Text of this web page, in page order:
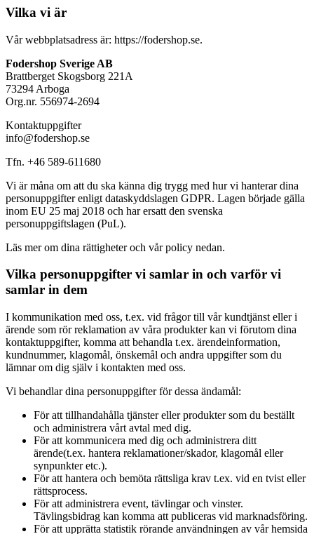
Vilka vi är
Vår webbplatsadress är: https://fodershop.se.
Fodershop Sverige AB
Brattberget Skogsborg 221A
73294 Arboga
Org.nr. 556974-2694
Kontaktuppgifter
info@fodershop.se
Tfn. +46 589-611680
Vi är måna om att du ska känna dig trygg med hur vi hanterar dina
personuppgifter enligt dataskyddslagen GDPR. Lagen började gälla
inom EU 25 maj 2018 och har ersatt den svenska
personuppgiftslagen (PuL).
Läs mer om dina rättigheter och vår policy nedan.
Vilka personuppgifter vi samlar in och varför vi
samlar in dem
I kommunikation med oss, t.ex. vid frågor till vår kundtjänst eller i
ärende som rör reklamation av våra produkter kan vi förutom dina
kontaktuppgifter, komma att behandla t.ex. ärendeinformation,
kundnummer, klagomål, önskemål och andra uppgifter som du
lämnar om dig själv i kontakten med oss.
Vi behandlar dina personuppgifter för dessa ändamål:
För att tillhandahålla tjänster eller produkter som du beställt
och administrera vårt avtal med dig.
För att kommunicera med dig och administrera ditt
ärende(t.ex. hantera reklamationer/skador, klagomål eller
synpunkter etc.).
För att hantera och bemöta rättsliga krav t.ex. vid en tvist eller
rättsprocess.
För att administrera event, tävlingar och vinster.
Tävlingsbidrag kan komma att publiceras vid marknadsföring.
För att upprätta statistik rörande användningen av vår hemsida